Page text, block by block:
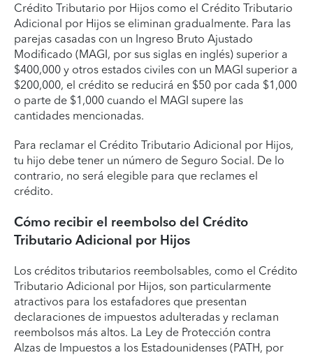
Crédito Tributario por Hijos como el Crédito Tributario
Adicional por Hijos se eliminan gradualmente. Para las
parejas casadas con un Ingreso Bruto Ajustado
Modificado (MAGI, por sus siglas en inglés) superior a
$400,000 y otros estados civiles con un MAGI superior a
$200,000, el crédito se reducirá en $50 por cada $1,000
o parte de $1,000 cuando el MAGI supere las
cantidades mencionadas.
Para reclamar el Crédito Tributario Adicional por Hijos,
tu hijo debe tener un número de Seguro Social. De lo
contrario, no será elegible para que reclames el
crédito.
Cómo recibir el reembolso del Crédito
Tributario Adicional por Hijos
Los créditos tributarios reembolsables, como el Crédito
Tributario Adicional por Hijos, son particularmente
atractivos para los estafadores que presentan
declaraciones de impuestos adulteradas y reclaman
reembolsos más altos. La Ley de Protección contra
Alzas de Impuestos a los Estadounidenses (PATH, por